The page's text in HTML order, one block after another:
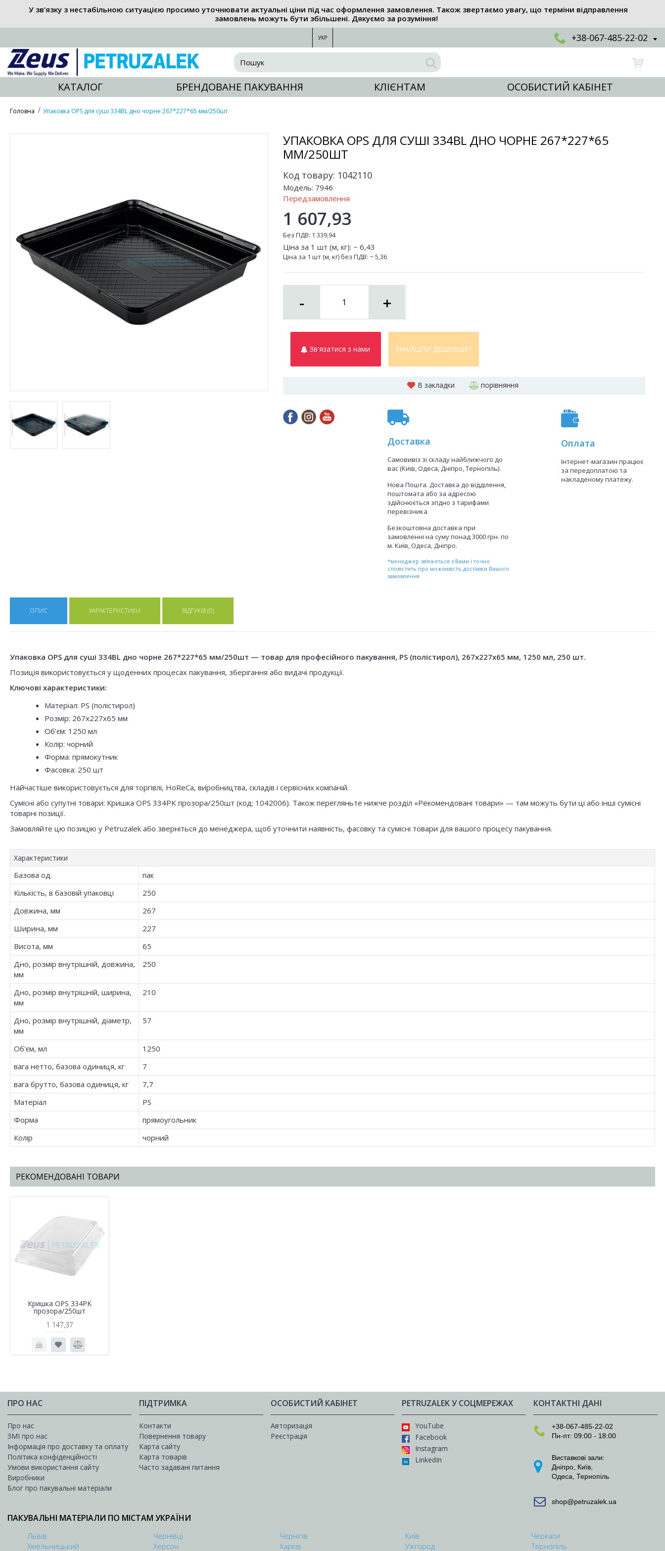
У зв’язку з нестабільною ситуацією просимо уточнювати актуальні ціни під час оформлення замовлення. Також звертаємо увагу, що терміни відправлення
замовлень можуть бути збільшені. Дякуємо за розуміння!
УКР +38-067-485-22-02
КАТАЛОГ БРЕНДОВАНЕ ПАКУВАННЯ КЛІЄНТАМ ОСОБИСТИЙ КАБІНЕТ
Головна Упаковка OPS для суші 334BL дно чорне 267*227*65 мм/250шт
УПАКОВКА OPS ДЛЯ СУШІ 334BL ДНО ЧОРНЕ 267*227*65
ММ/250ШТ
Код товару: 1042110
Модель: 7946
Передзамовлення
1 607,93
Без ПДВ: 1 339,94
Ціна за 1 шт (м, кг): ~ 6,43
Ціна за 1 шт (м, кг) без ПДВ: ~ 5,36
- +
Зв'язатися з нами ЗНАЙШЛИ ДЕШЕВШЕ?
В закладки порівняння
Доставка
Самовивіз зі складу найближчого до
вас (Київ, Одеса, Дніпро, Тернопіль).
Нова Пошта. Доставка до відділення,
поштомата або за адресою
здійснюється згідно з тарифами
перевізника
Безкоштовна доставка при
замовленні на суму понад 3000 грн. по
м. Київ, Одеса, Дніпро.
*менеджер зв’яжеться з Вами і точно
сповістить про можливість доставки Вашого
замовлення
Оплата
Інтернет-магазин працює
за передоплатою та
накладеному платежу.
ОПИС ХАРАКТЕРИСТИКИ ВІДГУКІВ (0)
Упаковка OPS для суші 334BL дно чорне 267*227*65 мм/250шт — товар для професійного пакування, PS (полістирол), 267x227x65 мм, 1250 мл, 250 шт.
Позиція використовується у щоденних процесах пакування, зберігання або видачі продукції.
Ключові характеристики:
Матеріал: PS (полістирол)
Розмір: 267x227x65 мм
Об’єм: 1250 мл
Колір: чорний
Форма: прямокутник
Фасовка: 250 шт
Найчастіше використовується для торгівлі, HoReCa, виробництва, складів і сервісних компаній.
Сумісні або супутні товари: Кришка OPS 334PK прозора/250шт (код: 1042006). Також перегляньте нижче розділ «Рекомендовані товари» — там можуть бути ці або інші сумісні
товарні позиції.
Замовляйте цю позицію у Petruzalek або зверніться до менеджера, щоб уточнити наявність, фасовку та сумісні товари для вашого процесу пакування.
Характеристики
Базова од.
пак
Кількість, в базовій упаковці
250
Довжина, мм
267
Ширина, мм
227
Висота, мм
65
Дно, розмір внутрішній, довжина,
мм
250
Дно, розмір внутрішній, ширина,
мм
210
Дно, розмір внутрішній, діаметр,
мм
57
Об'єм, мл
1250
вага нетто, базова одиниця, кг
7
вага брутто, базова одиниця, кг
7,7
Матеріал
PS
Форма
прямоугольник
Колір
чорний
РЕКОМЕНДОВАНІ ТОВАРИ
Кришка OPS 334PK
прозора/250шт
1 147,37
ПРО НАС
Про нас
ЗМІ про нас
Інформація про доставку та оплату
Політика конфіденційності
Умови використання сайту
Виробники
Блог про пакувальні матеріали
ПІДТРИМКА
Контакти
Повернення товару
Карта сайту
Карта товарів
Часто задавані питання
ОСОБИСТИЙ КАБІНЕТ
Авторизація
Реєстрація
PETRUZALEK У СОЦМЕРЕЖАХ
YouTube
Facebook
Instagram
LinkedIn
КОНТАКТНІ ДАНІ
+38-067-485-22-02
Пн-пт: 09:00 - 18:00
Виставкові зали:
Дніпро, Київ,
Одеса, Тернопіль
shop@petruzalek.ua
ПАКУВАЛЬНІ МАТЕРІАЛИ ПО МІСТАМ УКРАЇНИ
Львів Чернівці Чернігів Київ
Черкаси
Хмельницький
Херсон Харків Ужгород Тернопіль